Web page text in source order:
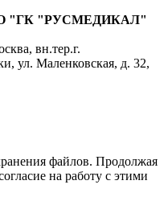
"ГК "РУСМЕДИКАЛ"
, вн.тер.г.
ул. Маленковская, д. 32,
файлов. Продолжая
на работу с этими